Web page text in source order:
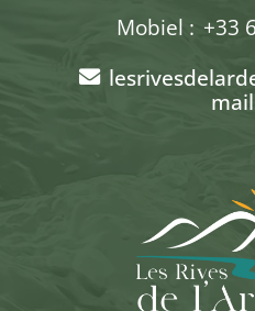
Mobiel : +33